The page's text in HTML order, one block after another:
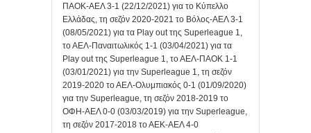
ΠΑΟΚ-ΑΕΛ 3-1 (22/12/2021) για το Κύπελλο
Ελλάδας, τη σεζόν 2020-2021 το Βόλος-ΑΕΛ 3-1
(08/05/2021) για τα Play out της Superleague 1,
το ΑΕΛ-Παναιτωλικός 1-1 (03/04/2021) για τα
Play out της Superleague 1, το ΑΕΛ-ΠΑΟΚ 1-1
(03/01/2021) για την Superleague 1, τη σεζόν
2019-2020 το ΑΕΛ-Ολυμπιακός 0-1 (01/09/2020)
για την Superleague, τη σεζόν 2018-2019 το
ΟΦΗ-ΑΕΛ 0-0 (03/03/2019) για την Superleague,
τη σεζόν 2017-2018 το ΑΕΚ-ΑΕΛ 4-0